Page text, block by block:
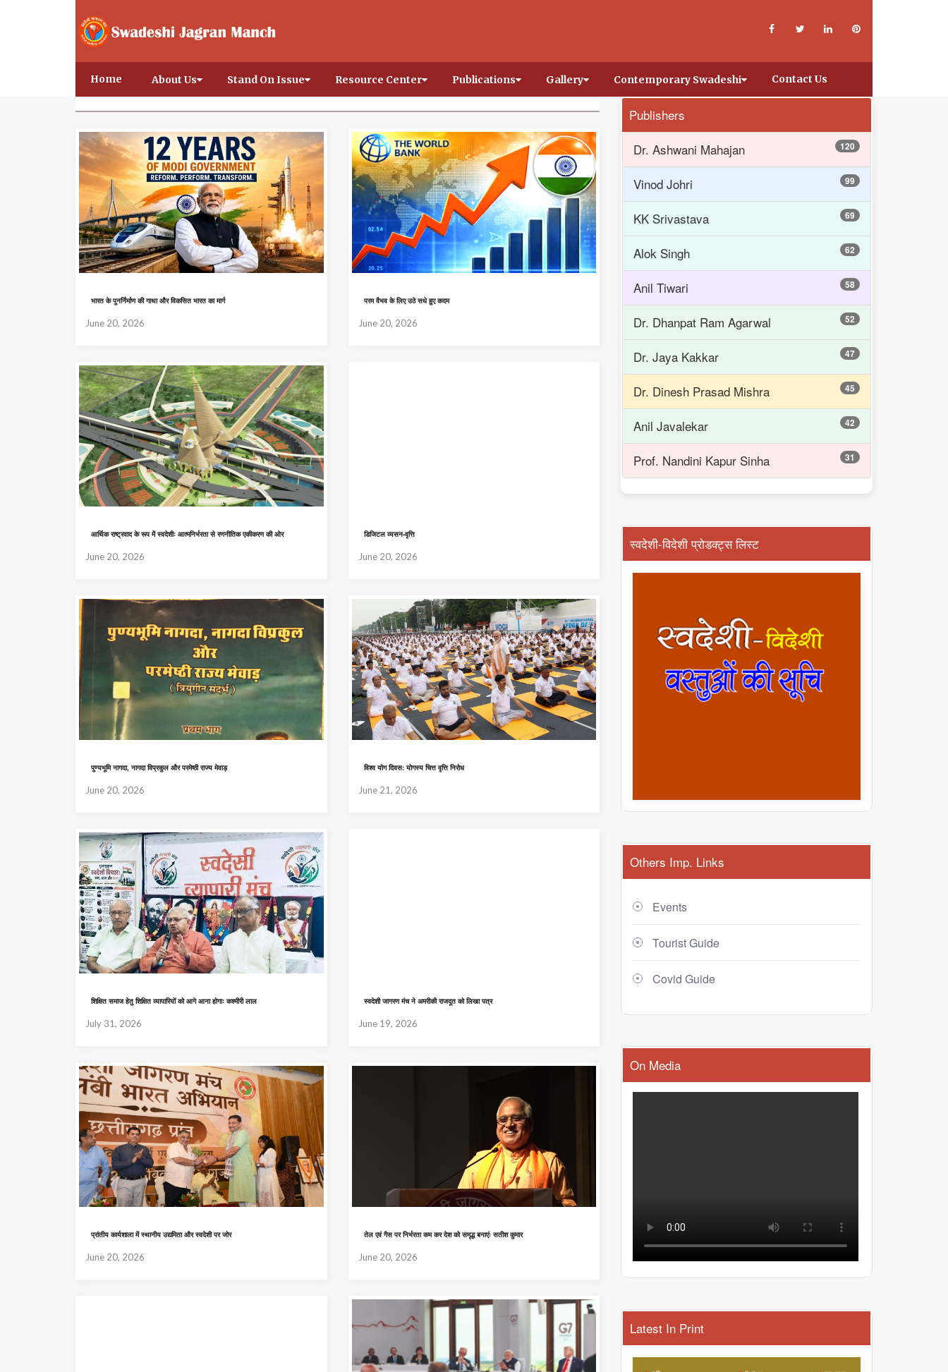
Home About Us Stand On Issue Resource Center Publications Gallery Contemporary Swadeshi Contact Us
भारत के पुनर्निर्माण की गाथा और विकसित भारत का मार्ग
June 20, 2026
परम वैभव के लिए उठे सधे हुए कदम
June 20, 2026
आर्थिक राष्ट्रवाद के रूप में स्वदेशीः आत्मनिर्भरता से रणनीतिक एकीकरण की ओर
June 20, 2026
डिजिटल व्यसन-वृत्ति
June 20, 2026
पुण्यभूमि नागदा, नागदा विप्रकुल और परमेष्ठी राज्य मेवाड़
June 20, 2026
विश्व योग दिवस: योगस्य चित्त वृत्ति निरोध
June 21, 2026
शिक्षित समाज हेतु शिक्षित व्यापारियों को आगे आना होगाः कश्मीरी लाल
July 31, 2026
स्वदेशी जागरण मंच ने अमरीकी राजदूत को लिखा पत्र
June 19, 2026
प्रांतीय कार्यशाला में स्थानीय उद्यमिता और स्वदेशी पर जोर
June 20, 2026
तेल एवं गैस पर निर्भरता कम कर देश को समृद्ध बनाएंः सतीश कुमार
June 20, 2026
Publishers
Dr. Ashwani Mahajan
120
Vinod Johri 99
KK Srivastava 69
Alok Singh 62
Anil Tiwari 58
Dr. Dhanpat Ram Agarwal 52
Dr. Jaya Kakkar 47
Dr. Dinesh Prasad Mishra 45
Anil Javalekar 42
Prof. Nandini Kapur Sinha 31
स्वदेशी-विदेशी प्रोडक्ट्स लिस्ट
Others Imp. Links
Events
Tourist Guide
Covid Guide
On Media
Latest In Print